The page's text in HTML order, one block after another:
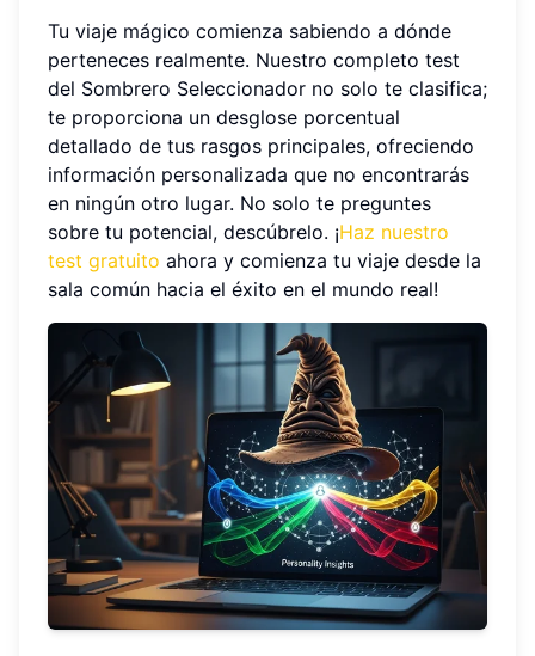
Tu viaje mágico comienza sabiendo a dónde
perteneces realmente. Nuestro completo test
del Sombrero Seleccionador no solo te clasifica;
te proporciona un desglose porcentual
detallado de tus rasgos principales, ofreciendo
información personalizada que no encontrarás
en ningún otro lugar. No solo te preguntes
sobre tu potencial, descúbrelo. ¡Haz nuestro
test gratuito ahora y comienza tu viaje desde la
sala común hacia el éxito en el mundo real!